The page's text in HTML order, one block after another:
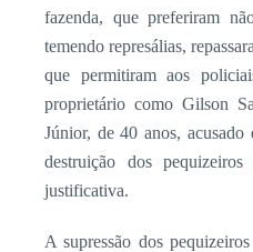
fazenda, que preferiram
temendo represálias,
que permitiram aos
proprietário como Gilson
Júnior, de 40 anos, acusado
destruição dos pequizeiros
justificativa.
A supressão dos